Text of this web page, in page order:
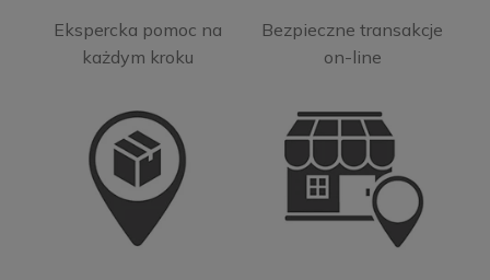
Ekspercka pomoc na
każdym kroku
Bezpieczne transakcje
on-line